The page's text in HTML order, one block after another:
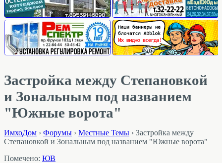
Застройка между Cтепановкой
и Зональным под названием
"Южные ворота"
ИмхоДом › Форумы › Местные Темы › Застройка между
Cтепановкой и Зональным под названием "Южные ворота"
Помечено: ЮВ